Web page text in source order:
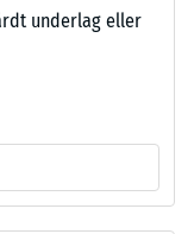
underlag eller